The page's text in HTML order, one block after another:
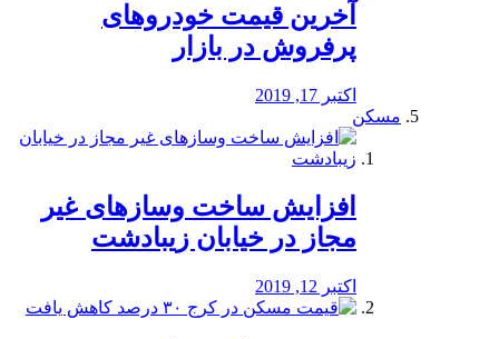
آخرین قیمت خودرو‌های
پرفروش در بازار
اکتبر 17, 2019
مسکن
افزایش ساخت وسازهای غیر
مجاز در خیابان زیبادشت
اکتبر 12, 2019